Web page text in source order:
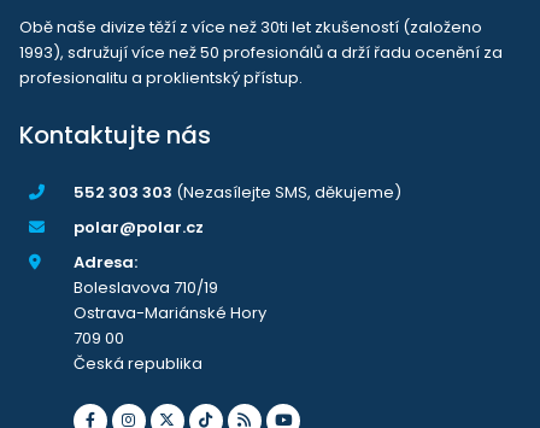
Obě naše divize těží z více než 30ti let zkušeností (založeno
1993), sdružují více než 50 profesionálů a drží řadu ocenění za
profesionalitu a proklientský přístup.
Kontaktujte nás
552 303 303 (Nezasílejte SMS, děkujeme)
polar@polar.cz
Adresa:
Boleslavova 710/19
Ostrava-Mariánské Hory
709 00
Česká republika